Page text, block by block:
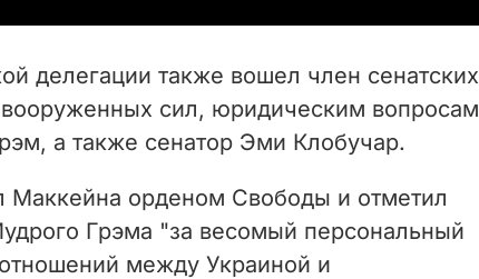
i
d
e
o
делегации также вошел член сенатских
сил, юридическим вопросам
а также сенатор Эми Клобучар.
Маккейна орденом Свободы и отметил
Грэма "за весомый персональный
между Украиной и